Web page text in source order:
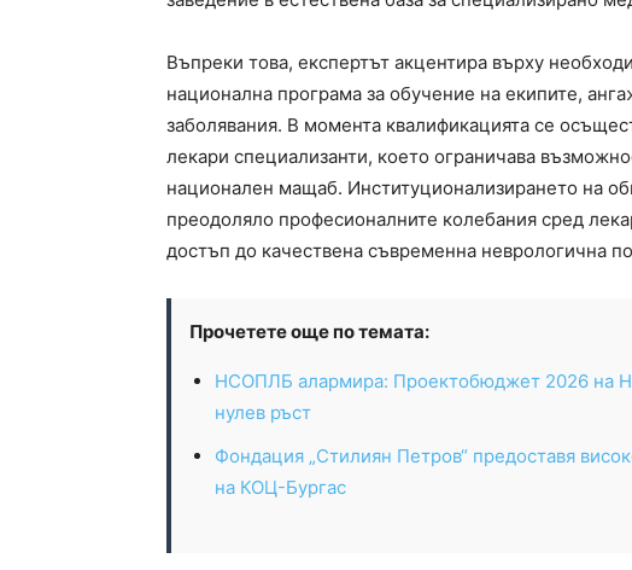
Въпреки това, експертът акцентира върху
национална програма за обучение на екипите,
заболявания. В момента квалификацията се
лекари специализанти, което ограничава
национален мащаб. Институционализирането на
преодоляло професионалните колебания сред
достъп до качествена съвременна неврологична
Прочетете още по темата:
НСОПЛБ алармира: Проектобюджет 2026 на
нулев ръст
Фондация „Стилиян Петров“ предоставя
на КОЦ-Бургас